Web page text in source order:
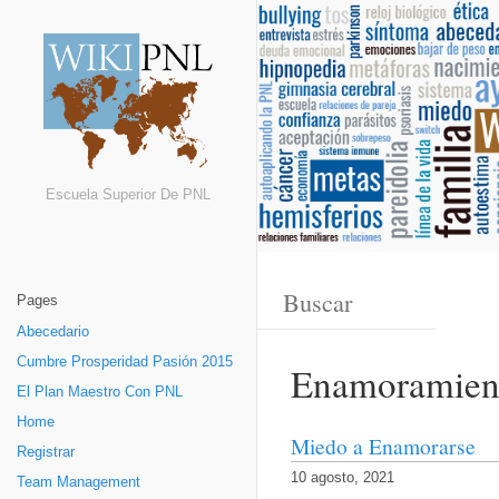
Escuela Superior De PNL
Pages
Abecedario
Cumbre Prosperidad Pasión 2015
El Plan Maestro Con PNL
Home
Registrar
Team Management
Miedo a Enamorarse
10 agosto, 2021